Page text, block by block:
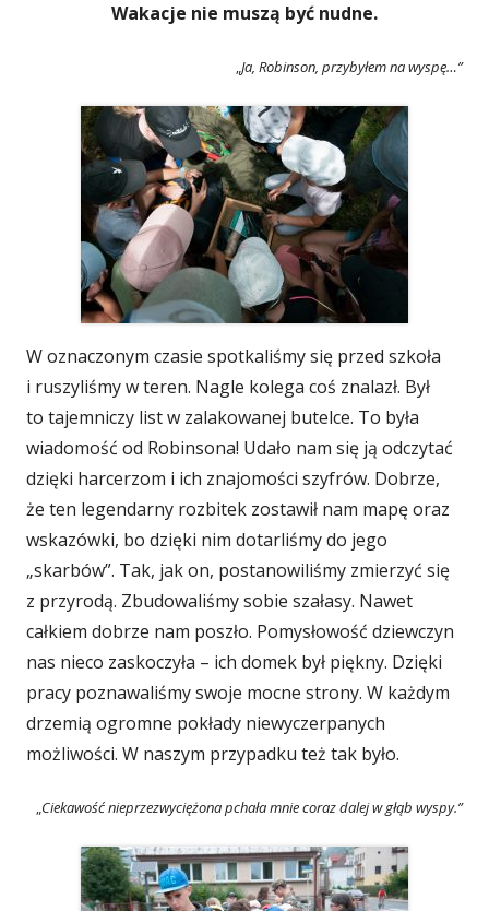
Wakacje nie muszą być nudne.
„Ja, Robinson, przybyłem na wyspę…”
W oznaczonym czasie spotkaliśmy się przed szkoła
i ruszyliśmy w teren. Nagle kolega coś znalazł. Był
to tajemniczy list w zalakowanej butelce. To była
wiadomość od Robinsona! Udało nam się ją odczytać
dzięki harcerzom i ich znajomości szyfrów. Dobrze,
że ten legendarny rozbitek zostawił nam mapę oraz
wskazówki, bo dzięki nim dotarliśmy do jego
„skarbów”. Tak, jak on, postanowiliśmy zmierzyć się
z przyrodą. Zbudowaliśmy sobie szałasy. Nawet
całkiem dobrze nam poszło. Pomysłowość dziewczyn
nas nieco zaskoczyła – ich domek był piękny. Dzięki
pracy poznawaliśmy swoje mocne strony. W każdym
drzemią ogromne pokłady niewyczerpanych
możliwości. W naszym przypadku też tak było.
„Ciekawość nieprzezwyciężona pchała mnie coraz dalej w głąb wyspy.”